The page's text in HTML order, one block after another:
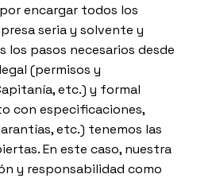
encargar todos los
seria y solvente y
los pasos necesarios desde
(permisos y
etc.) y formal
con especificaciones,
etc.) tenemos las
En este caso, nuestra
y responsabilidad como